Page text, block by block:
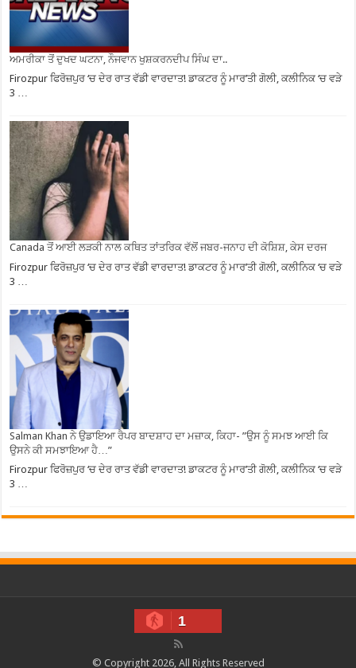
ਅਮਰੀਕਾ ਤੋਂ ਦੁਖਦ ਘਟਨਾ, ਨੌਜਵਾਨ ਖੁਸ਼ਕਰਨਦੀਪ ਸਿੰਘ ਦਾ..
Firozpur ਫਿਰੋਜ਼ਪੁਰ ‘ਚ ਦੇਰ ਰਾਤ ਵੱਡੀ ਵਾਰਦਾਤ! ਡਾਕਟਰ ਨੂੰ ਮਾਰ’ਤੀ ਗੋਲੀ, ਕਲੀਨਿਕ ‘ਚ ਵੜੇ
3 …
Canada ਤੋਂ ਆਈ ਲੜਕੀ ਨਾਲ ਕਥਿਤ ਤਾਂਤਰਿਕ ਵੱਲੋਂ ਜਬਰ-ਜਨਾਹ ਦੀ ਕੋਸ਼ਿਸ਼, ਕੇਸ ਦਰਜ
Firozpur ਫਿਰੋਜ਼ਪੁਰ ‘ਚ ਦੇਰ ਰਾਤ ਵੱਡੀ ਵਾਰਦਾਤ! ਡਾਕਟਰ ਨੂੰ ਮਾਰ’ਤੀ ਗੋਲੀ, ਕਲੀਨਿਕ ‘ਚ ਵੜੇ
3 …
Salman Khan ਨੇ ਉਡਾਇਆ ਰੈਪਰ ਬਾਦਸ਼ਾਹ ਦਾ ਮਜ਼ਾਕ, ਕਿਹਾ- ”ਉਸ ਨੂੰ ਸਮਝ ਆਈ ਕਿ
ਉਸਨੇ ਕੀ ਸਮਝਾਇਆ ਹੈ…”
Firozpur ਫਿਰੋਜ਼ਪੁਰ ‘ਚ ਦੇਰ ਰਾਤ ਵੱਡੀ ਵਾਰਦਾਤ! ਡਾਕਟਰ ਨੂੰ ਮਾਰ’ਤੀ ਗੋਲੀ, ਕਲੀਨਿਕ ‘ਚ ਵੜੇ
3 …
1
© Copyright 2026, All Rights Reserved